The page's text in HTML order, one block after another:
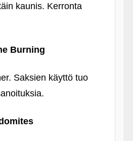
kaunis. Kerronta
Burning
Saksien käyttö tuo